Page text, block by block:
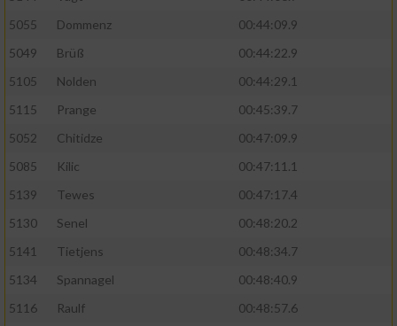
5055
Dommenz
00:44:09.9
5049
Brüß
00:44:22.9
5105
Nolden
00:44:29.1
5115
Prange
00:45:39.7
5052
Chitidze
00:47:09.9
5085
Kilic
00:47:11.1
5139
Tewes
00:47:17.4
5130
Senel
00:48:20.2
5141
Tietjens
00:48:34.7
5134
Spannagel
00:48:40.9
5116
Raulf
00:48:57.6